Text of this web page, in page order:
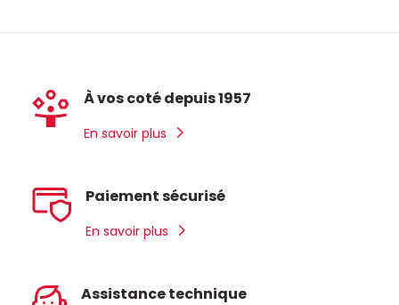
À vos coté depuis 1957
En savoir plus
Paiement sécurisé
En savoir plus
Assistance technique